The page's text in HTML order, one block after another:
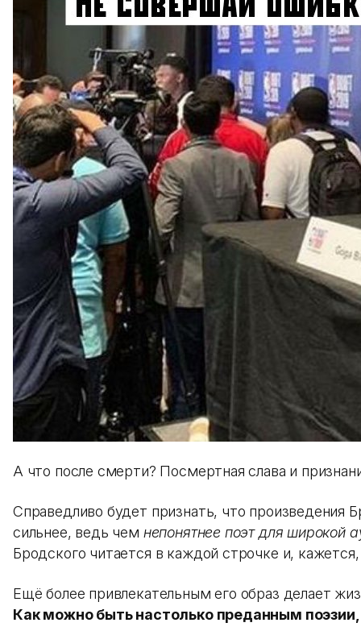
А что после смерти? Посмертная слава и
Справедливо будет признать, что произведения
сильнее, ведь чем непонятнее поэт для широкой
Бродского читается в каждой строчке и,
Ещё более привлекательным его образ делает
Как можно быть настолько преданным